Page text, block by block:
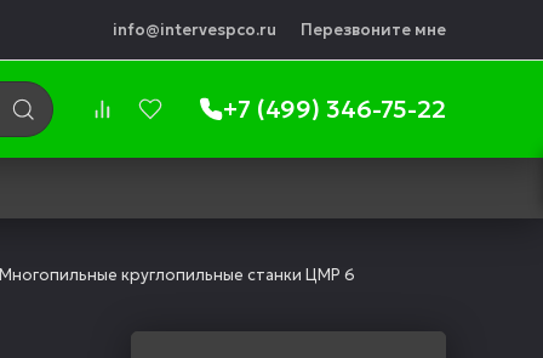
info@intervespco.ru Перезвоните мне
+7 (499) 346-75-22
Многопильные круглопильные станки ЦМР 6